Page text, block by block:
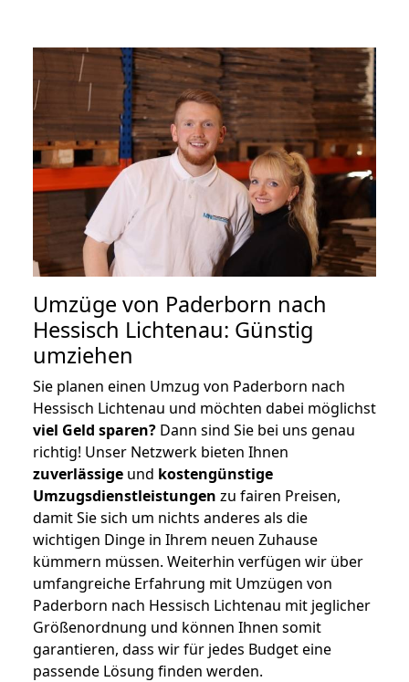
Umzüge von Paderborn nach
Hessisch Lichtenau: Günstig
umziehen
Sie planen einen Umzug von Paderborn nach
Hessisch Lichtenau und möchten dabei möglichst
viel Geld sparen? Dann sind Sie bei uns genau
richtig! Unser Netzwerk bieten Ihnen
zuverlässige und kostengünstige
Umzugsdienstleistungen zu fairen Preisen,
damit Sie sich um nichts anderes als die
wichtigen Dinge in Ihrem neuen Zuhause
kümmern müssen. Weiterhin verfügen wir über
umfangreiche Erfahrung mit Umzügen von
Paderborn nach Hessisch Lichtenau mit jeglicher
Größenordnung und können Ihnen somit
garantieren, dass wir für jedes Budget eine
passende Lösung finden werden.